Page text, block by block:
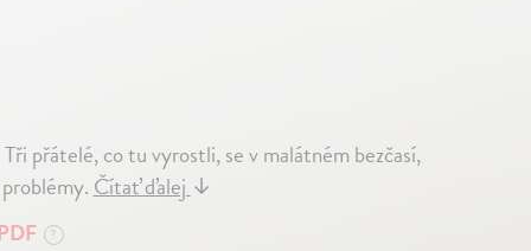
přátelé, co tu vyrostli, se v malátném bezčasí,
problémy.Čítať ďalej↓
?